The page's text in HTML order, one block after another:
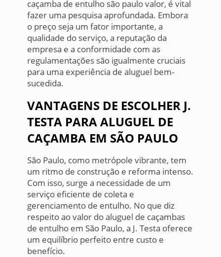
caçamba de entulho são paulo valor, é vital
fazer uma pesquisa aprofundada. Embora
o preço seja um fator importante, a
qualidade do serviço, a reputação da
empresa e a conformidade com as
regulamentações são igualmente cruciais
para uma experiência de aluguel bem-
sucedida.
VANTAGENS DE ESCOLHER J.
TESTA PARA ALUGUEL DE
CAÇAMBA EM SÃO PAULO
São Paulo, como metrópole vibrante, tem
um ritmo de construção e reforma intenso.
Com isso, surge a necessidade de um
serviço eficiente de coleta e
gerenciamento de entulho. No que diz
respeito ao valor do aluguel de caçambas
de entulho em São Paulo, a J. Testa oferece
um equilíbrio perfeito entre custo e
benefício.